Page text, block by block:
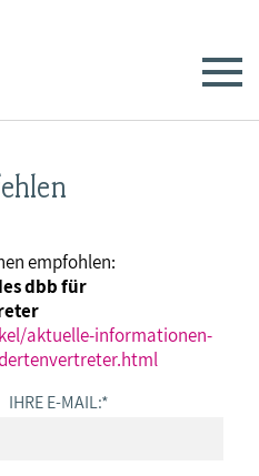
empfohlen:
dbb für
aktuelle-informationen-
IHRE E-MAIL:*